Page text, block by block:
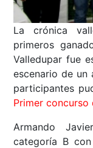
La crónica
primeros
Valledupar fue
escenario de
participantes
Primer concurso
Armando
categoría B